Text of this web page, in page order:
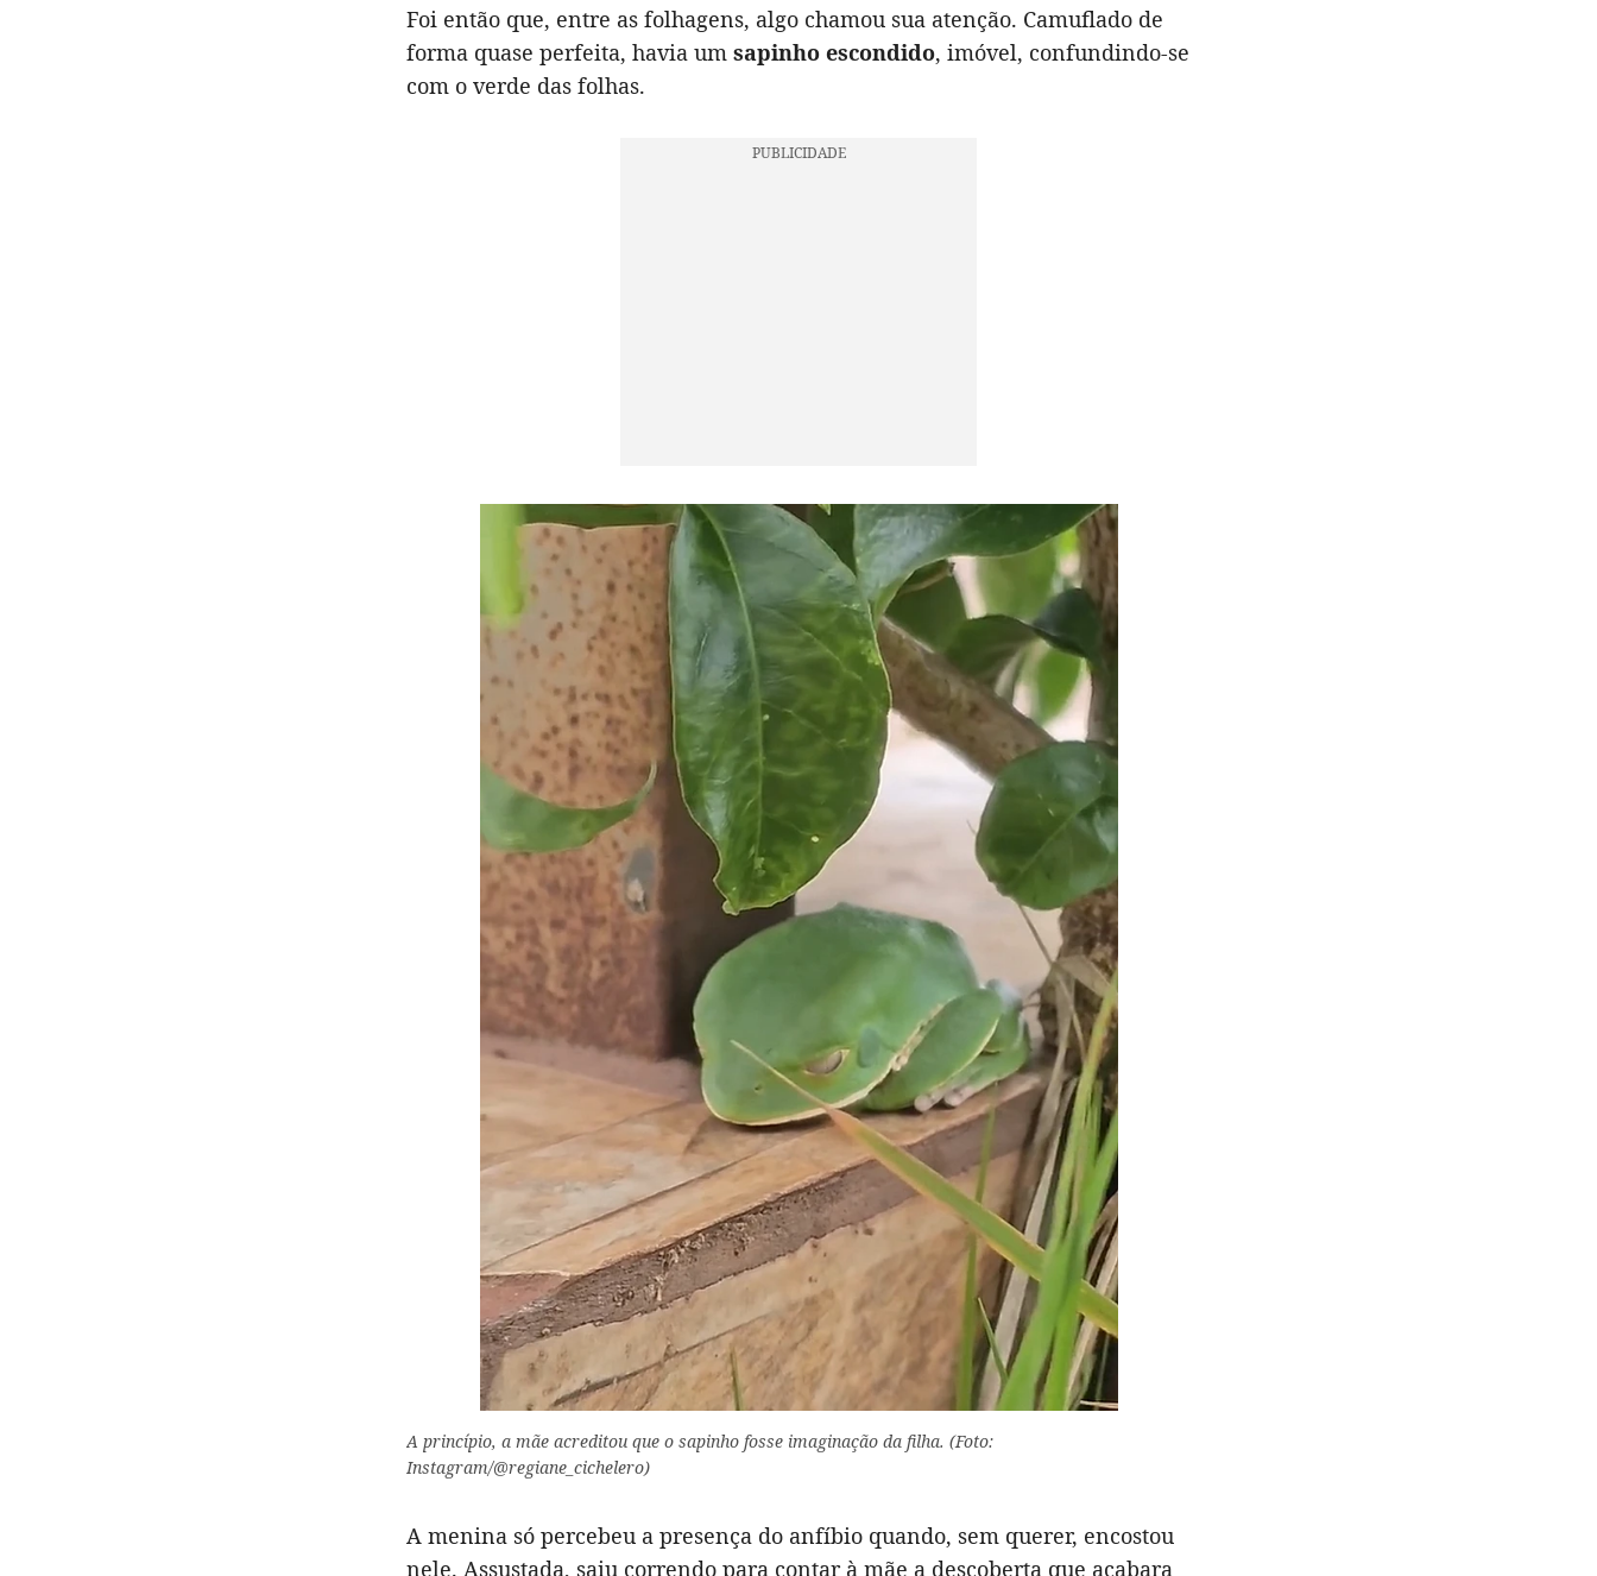
Foi então que, entre as folhagens, algo chamou sua atenção. Camuflado de
forma quase perfeita, havia um sapinho escondido, imóvel, confundindo-se
com o verde das folhas.
A princípio, a mãe acreditou que o sapinho fosse imaginação da filha. (Foto:
Instagram/@regiane_cichelero)
A menina só percebeu a presença do anfíbio quando, sem querer, encostou
nele. Assustada, saiu correndo para contar à mãe a descoberta que acabara